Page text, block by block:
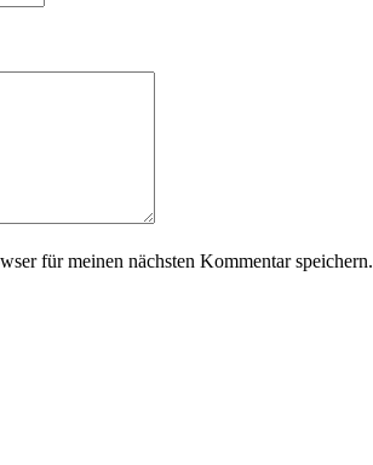
für meinen nächsten Kommentar speichern.